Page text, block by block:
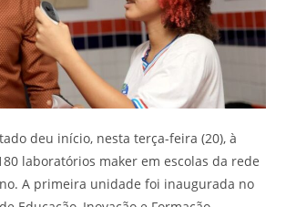
deu início, nesta terça-feira (20), à
laboratórios maker em escolas da rede
A primeira unidade foi inaugurada no